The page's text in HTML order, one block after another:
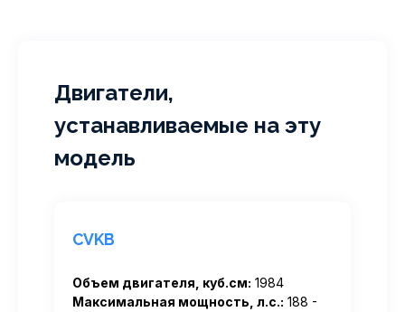
Двигатели,
устанавливаемые на эту
модель
CVKB
Объем двигателя, куб.см: 1984
Максимальная мощность, л.с.: 188 -